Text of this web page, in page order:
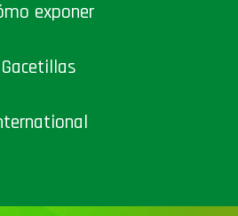
exponer
Gacetillas